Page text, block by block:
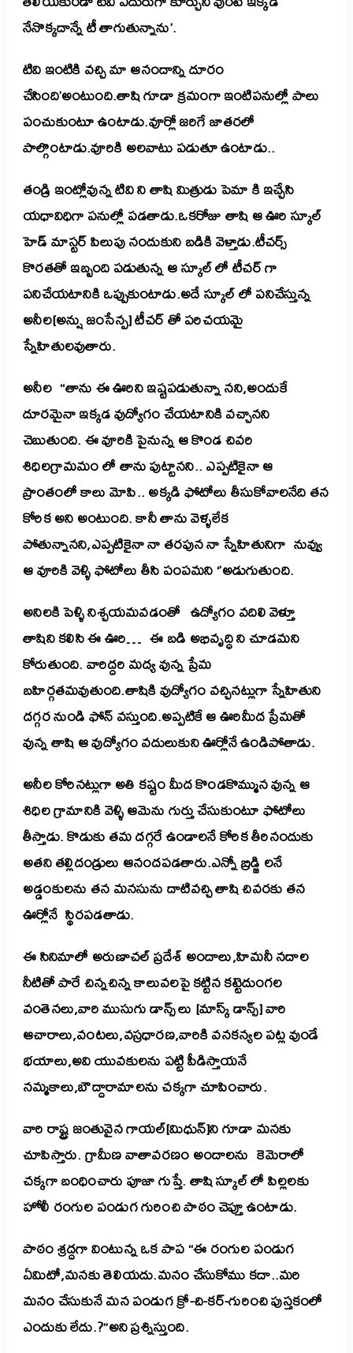
నేనొక్కదాన్నే టీ తాగుతున్నాను’.
టివి ఇంటికి వచ్చి మా ఆనందాన్ని దూరం
చేసింది’అంటుంది.తాషి గూడా క్రమంగా ఇంటిపనుల్లో పాలు
పంచుకుంటూ ఉంటాడు.వూర్లో జరిగే జాతరలో
పాల్గొంటాడు.వూరికి అలవాటు పడుతూ ఉంటాడు..
తండ్రి ఇంట్లోవున్న టివి ని తాషి మిత్రుడు పెమా కి ఇచ్చేసి
యధావిధిగా పనుల్లో పడతాడు.ఒకరోజు తాషి ఆ ఊరి స్కూల్
హెడ్ మాస్టర్ పిలుపు నందుకుని బడికి వెళ్తాడు.టీచర్స్
కొరతతో ఇబ్బంది పడుతున్న ఆ స్కూల్ లో టీచర్ గా
పనిచేయటానికి ఒప్పుకుంటాడు.అదే స్కూల్ లో పనిచేస్తున్న
అనీల[అన్షు జంసేన్ప] టీచర్ తో పరిచయమై
స్నేహితులవుతారు.
అనీల “తాను ఈ ఊరిని ఇష్టపడుతున్నా నని,అందుకే
దూరమైనా ఇక్కడ వుద్యోగం చేయటానికి వచ్చానని
చెబుతుంది. ఈ వూరికి పైనున్న ఆ కొండ చివరి
శిధిలగ్రామమం లో తాను పుట్టానని.. ఎప్పటికైనా ఆ
ప్రాంతంలో కాలు మోపి.. అక్కడి ఫోటోలు తీసుకోవాలనేది తన
కోరిక అని అంటుంది. కానీ తాను వెళ్ళలేక
పోతున్నానని,ఎప్పటికైనా నా తరపున నా స్నేహితునిగా నువ్వు
ఆ వూరికి వెళ్ళి ఫోటోలు తీసి పంపమని ‘’అడుగుతుంది.
అనిలకి పెళ్ళి నిశ్చయమవడంతో ఉద్యోగం వదిలి వెళ్తూ
తాషిని కలిసి ఈ ఊరి… ఈ బడి అభివృద్ధి ని చూడమని
కోరుతుంది. వారిద్దరి మద్య వున్న ప్రేమ
బహిర్గతమవుతుంది.తాషికి వుద్యోగం వచ్చినట్లుగా స్నేహితుని
దగ్గర నుండి ఫోన్ వస్తుంది.అప్పటికే ఆ ఊరిమీద ప్రేమతో
వున్న తాషి ఆ వుద్యోగం వదులుకుని ఊర్లోనే ఉండిపోతాడు.
అనీల కోరినట్లుగా అతి కష్టం మీద కొండకొమ్మున వున్న ఆ
శిధిల గ్రామానికి వెళ్ళి ఆమెను గుర్తు చేసుకుంటూ ఫోటోలు
తీస్తాడు. కొడుకు తమ దగ్గరే ఉండాలనే కోరిక తీరినందుకు
అతని తల్లిదండ్రులు ఆనందపడతారు.ఎన్నో బ్రిడ్జి లనే
అడ్డంకులను తన మనసును దాటివచ్చి తాషి చివరకు తన
ఊర్లోనే స్థిరపడతాడు.
ఈ సినిమాలో అరుణాచల్ ప్రదేశ్ అందాలు,హిమనీ నదాల
నీటితో పారే చిన్నచిన్న కాలువలపై కట్టిన కట్టెదుంగల
వంతెనలు,వారి ముసుగు డాన్స్ లు [మాస్క్ డాన్స్] వారి
ఆచారాలు,వంటలు,వస్రధారణ,వారికి వనకన్యల పట్ల వుండే
భయాలు,అవి యువకులను పట్టి పీడిస్తాయనే
నమ్మకాలు,బౌద్దారామాలను చక్కగా చూపించారు.
వారి రాష్ట్ర జంతువైన గాయల్[మిధున్]ని గూడా మనకు
చూపిస్తారు. గ్రామీణ వాతావరణం అందాలను కెమెరాలో
చక్కగా బంధించారు పూజా గుప్తే.తాషి స్కూల్ లో పిల్లలకు
హోలీ రంగుల పండుగ గురించి పాఠం చెప్తూ ఉంటాడు.
పాఠం శ్రద్దగా వింటున్న ఒక పాప “ఈ రంగుల పండుగ
ఏమిటో,మనకు తెలియదు.మనం చేసుకోము కదా..మరి
మనం చేసుకునే మన పండుగ క్రో-చి-కర్-గురించి పుస్తకంలో
ఎందుకు లేదు.?”అని ప్రశ్నిస్తుంది.